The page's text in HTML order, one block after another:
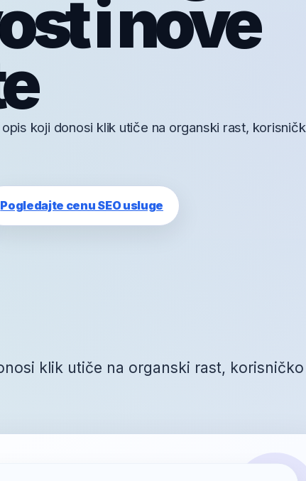
i nove
koji donosi klik utiče na organski rast,
Pogledajte cenu SEO usluge
klik utiče na organski rast, korisničko